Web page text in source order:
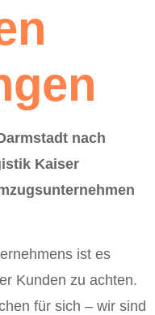
nach
Kaiser
ist es
Kunden zu achten.
für sich – wir sind